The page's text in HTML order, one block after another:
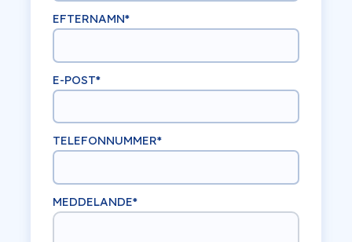
EFTERNAMN*
E-POST*
TELEFONNUMMER*
MEDDELANDE*